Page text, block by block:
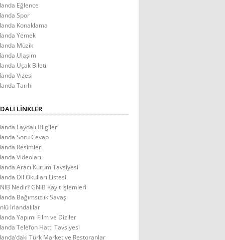
Eğlence
Spor
Konaklama
Yemek
Müzik
Ulaşım
Uçak Bileti
Vizesi
Tarihi
LINKLER
Faydalı Bilgiler
Soru Cevap
Resimleri
Videoları
Aracı Kurum Tavsiyesi
Dil Okulları Listesi
Nedir? GNIB Kayıt İşlemleri
Bağımsızlık Savaşı
İrlandalılar
Yapımı Film ve Diziler
Telefon Hattı Tavsiyesi
Türk Market ve Restoranlar